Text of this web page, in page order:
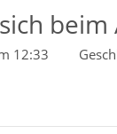
12:33